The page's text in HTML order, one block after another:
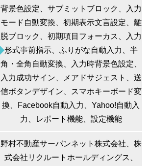
背景色設定、サブミットブロック、入力
モード自動変換、初期表示文言設定、離
脱ブロック、初期項目フォーカス、入力
形式事前指示、ふりがな自動入力、半
角・全角自動変換、入力時背景色設定、
入力成功サイン、メアドサジェスト、送
信ボタンデザイン、スマホキーボード変
換、Facebook自動入力、Yahoo!自動入
力、レポート機能、設定機能
野村不動産サーバンネット株式会社、株
式会社リクルートホールディングス、